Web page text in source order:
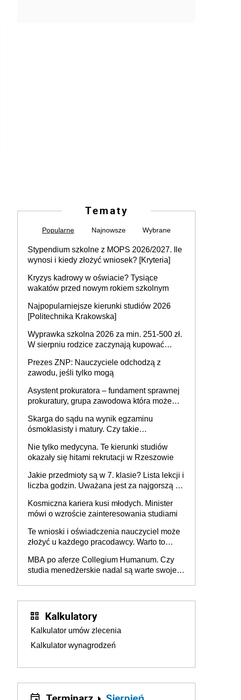
Tematy
Popularne Najnowsze Wybrane
Stypendium szkolne z MOPS 2026/2027. Ile
wynosi i kiedy złożyć wniosek? [Kryteria]
Kryzys kadrowy w oświacie? Tysiące
wakatów przed nowym rokiem szkolnym
Najpopularniejsze kierunki studiów 2026
[Politechnika Krakowska]
Wyprawka szkolna 2026 za min. 251-500 zł.
W sierpniu rodzice zaczynają kupować
wydatek sięgający ponad 1 tys. zł
Prezes ZNP: Nauczyciele odchodzą z
zawodu, jeśli tylko mogą
Asystent prokuratora – fundament sprawnej
prokuratury, grupa zawodowa która może
Skarga do sądu na wynik egzaminu
ósmoklasisty i matury. Czy takie
Nie tylko medycyna. Te kierunki studiów
okazały się hitami rekrutacji w Rzeszowie
Jakie przedmioty są w 7. klasie? Lista lekcji i
liczba godzin. Uważana jest za najgorszą -
Kosmiczna kariera kusi młodych. Minister
mówi o wzroście zainteresowania studiami
Te wnioski i oświadczenia nauczyciel może
złożyć u każdego pracodawcy. Warto to
szkolnego 2026/2027
MBA po aferze Collegium Humanum. Czy
studia menedżerskie nadal są warte swojej
Kalkulatory
Kalkulator umów zlecenia
Kalkulator wynagrodzeń